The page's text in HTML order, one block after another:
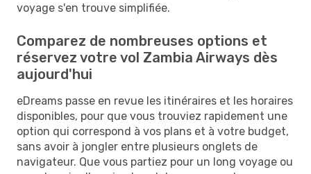
voyage s'en trouve simplifiée.
Comparez de nombreuses options et
réservez votre vol Zambia Airways dès
aujourd'hui
eDreams passe en revue les itinéraires et les horaires
disponibles, pour que vous trouviez rapidement une
option qui correspond à vos plans et à votre budget,
sans avoir à jongler entre plusieurs onglets de
navigateur. Que vous partiez pour un long voyage ou